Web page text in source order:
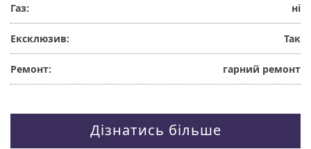
Газ: ні
Ексклюзив: Так
Ремонт: гарний ремонт
Дізнатись більше